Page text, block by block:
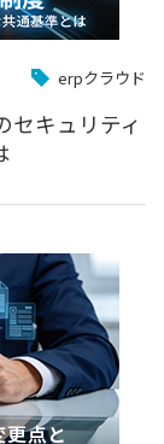
erpクラウド
セキュリティ